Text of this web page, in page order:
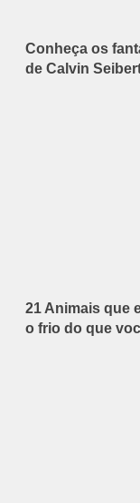
Conheça os
de Calvin
21 Animais que
o frio do que